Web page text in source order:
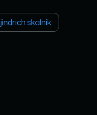
jindrich.skalnik